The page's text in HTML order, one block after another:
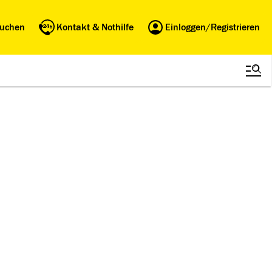
Kontakt & Nothilfe Einloggen/Registrieren